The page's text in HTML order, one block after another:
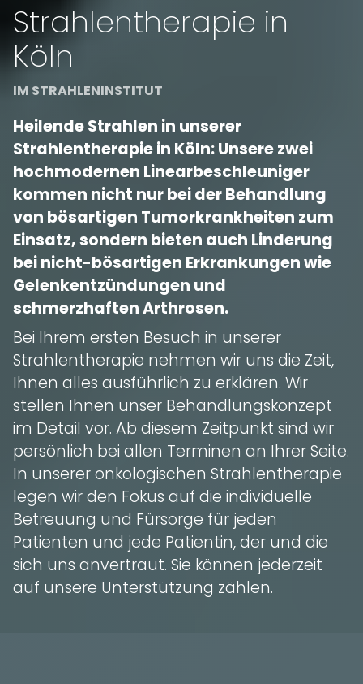
Strahlentherapie in
Köln
IM STRAHLENINSTITUT
Heilende Strahlen in unserer
Strahlentherapie in Köln: Unsere zwei
hochmodernen Linearbeschleuniger
kommen nicht nur bei der Behandlung
von bösartigen Tumorkrankheiten zum
Einsatz, sondern bieten auch Linderung
bei nicht-bösartigen Erkrankungen wie
Gelenkentzündungen und
schmerzhaften Arthrosen.
Bei Ihrem ersten Besuch in unserer
Strahlentherapie nehmen wir uns die Zeit,
Ihnen alles ausführlich zu erklären. Wir
stellen Ihnen unser Behandlungskonzept
im Detail vor. Ab diesem Zeitpunkt sind wir
persönlich bei allen Terminen an Ihrer Seite.
In unserer onkologischen Strahlentherapie
legen wir den Fokus auf die individuelle
Betreuung und Fürsorge für jeden
Patienten und jede Patientin, der und die
sich uns anvertraut. Sie können jederzeit
auf unsere Unterstützung zählen.